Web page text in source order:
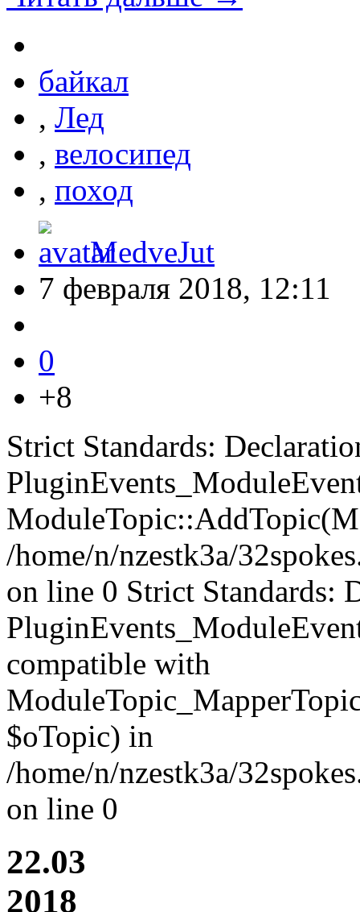
байкал
, Лед
, велосипед
, поход
MedveJut
7 февраля 2018, 12:11
0
+8
Strict Standards:
/home/n/nzestk3a/
on line 0 Strict Standards:
compatible with
$oTopic) in
/home/n/nzestk3a/
on line 0
22.03
2018